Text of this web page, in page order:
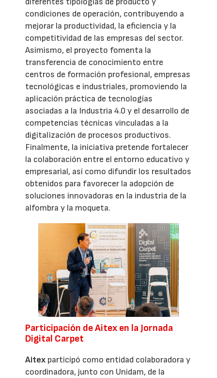
condiciones de operación, contribuyendo a
mejorar la productividad, la eficiencia y la
competitividad de las empresas del sector.
Asimismo, el proyecto fomenta la
transferencia de conocimiento entre
centros de formación profesional, empresas
tecnológicas e industriales, promoviendo la
aplicación práctica de tecnologías
asociadas a la Industria 4.0 y el desarrollo de
competencias técnicas vinculadas a la
digitalización de procesos productivos.
Finalmente, la iniciativa pretende fortalecer
la colaboración entre el entorno educativo y
empresarial, así como difundir los resultados
obtenidos para favorecer la adopción de
soluciones innovadoras en la industria de la
alfombra y la moqueta.
Participación de Aitex en la Jornada
Digital Carpet
Aitex participó como entidad colaboradora y
coordinadora, junto con Unidam, de la